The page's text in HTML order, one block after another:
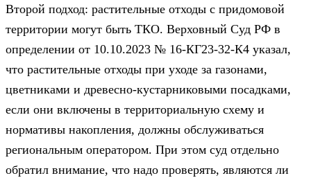
Второй подход: растительные отходы с придомовой
территории могут быть ТКО. Верховный Суд РФ в
определении от 10.10.2023 № 16-КГ23-32-К4 указал,
что растительные отходы при уходе за газонами,
цветниками и древесно-кустарниковыми посадками,
если они включены в территориальную схему и
нормативы накопления, должны обслуживаться
региональным оператором. При этом суд отдельно
обратил внимание, что надо проверять, являются ли